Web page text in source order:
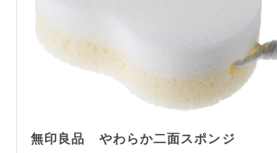
無印良品 やわらか二面スポンジ